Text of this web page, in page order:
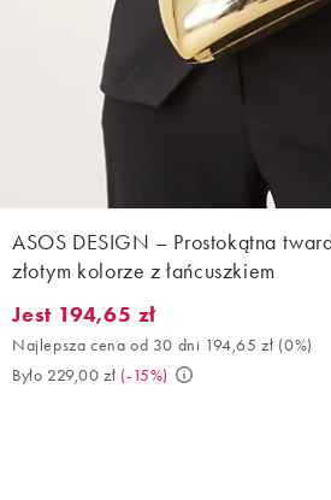
ASOS DESIGN – Prostokątna
złotym kolorze z łańcuszkiem
Jest 194,65 zł. Najlepsza cena od 30
Jest 194,65 zł
Najlepsza cena od 30 dni 194,65 zł (0%)
Było 229,00 zł (-15%)